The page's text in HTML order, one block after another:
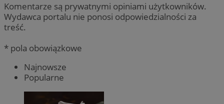
Komentarze są prywatnymi opiniami użytkowników.
Wydawca portalu nie ponosi odpowiedzialności za
treść.
* pola obowiązkowe
Najnowsze
Popularne